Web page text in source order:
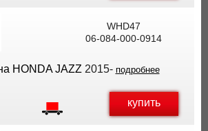
WHD47
06-084-000-0914
HONDA JAZZ 2015- подробнее
купить